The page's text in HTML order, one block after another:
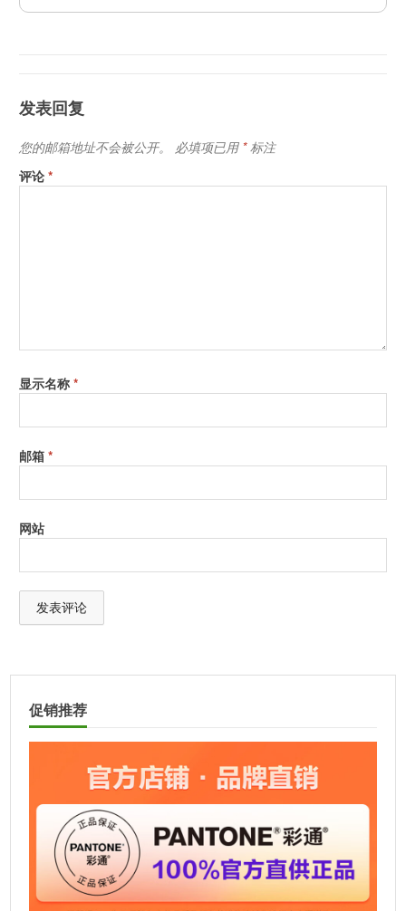
发表回复
您的邮箱地址不会被公开。 必填项已用 *标注
评论*
显示名称*
邮箱*
网站
l
促销推荐